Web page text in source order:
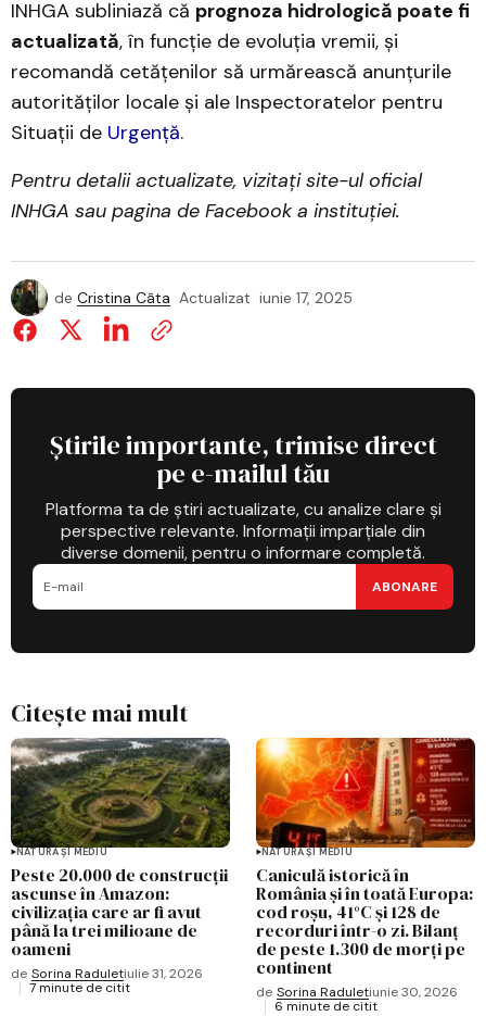
INHGA subliniază că prognoza hidrologică poate fi
actualizată, în funcție de evoluția vremii, și
recomandă cetățenilor să urmărească anunțurile
autorităților locale și ale Inspectoratelor pentru
Situații de Urgență.
Pentru detalii actualizate, vizitați site-ul oficial
INHGA sau pagina de Facebook a instituției.
de Cristina Câta Actualizat iunie 17, 2025
Știrile importante, trimise direct
pe e-mailul tău
Platforma ta de știri actualizate, cu analize clare și
perspective relevante. Informații imparțiale din
diverse domenii, pentru o informare completă.
ABONARE
Citește mai mult
NATURĂ ȘI MEDIU
Peste 20.000 de construcții
ascunse în Amazon:
civilizația care ar fi avut
până la trei milioane de
oameni
de Sorina Raduletiulie 31, 2026
7 minute de citit
NATURĂ ȘI MEDIU
Caniculă istorică în
România și în toată Europa:
cod roșu, 41°C și 128 de
recorduri într-o zi. Bilanț
de peste 1.300 de morți pe
continent
de Sorina Raduletiunie 30, 2026
6 minute de citit